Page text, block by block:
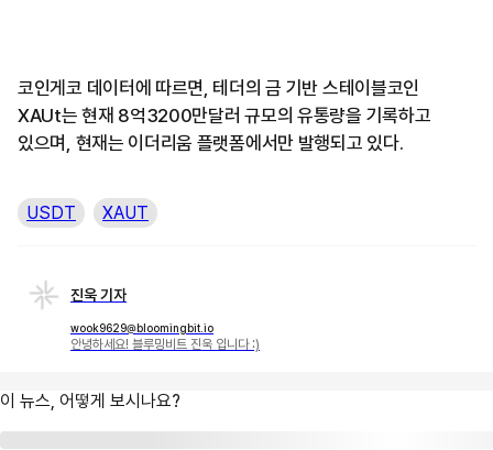
코인게코 데이터에 따르면, 테더의 금 기반 스테이블코인
XAUt는 현재 8억3200만달러 규모의 유통량을 기록하고
있으며, 현재는 이더리움 플랫폼에서만 발행되고 있다.
USDT XAUT
진욱 기자
wook9629@bloomingbit.io
안녕하세요! 블루밍비트 진욱 입니다 :)
이 뉴스, 어떻게 보시나요?